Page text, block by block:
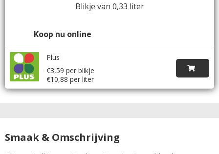
Blikje van 0,33 liter
Koop nu online
Plus
€3,59 per blikje
€10,88 per liter
Smaak & Omschrijving